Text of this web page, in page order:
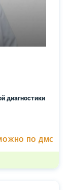
диагностики
ПО ДМС